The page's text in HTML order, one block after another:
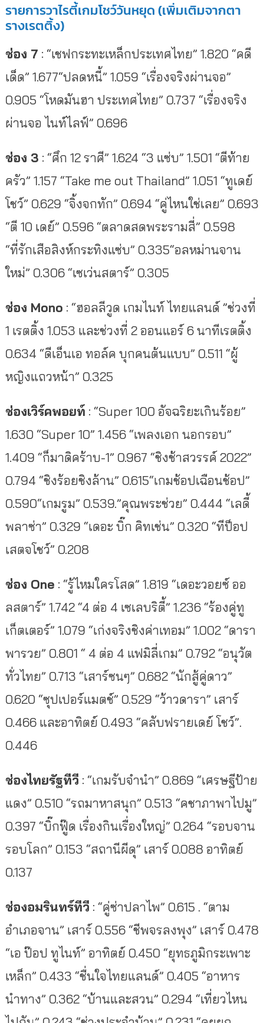
รายการวาไรตี้เกมโชว์วันหยุด (เพิ่มเติมจากตา
รางเรตติ้ง)
ช่อง 7 : “เชฟกระทะเหล็กประเทศไทย” 1.820 “คดี
เด็ด” 1.677“ปลดหนี้” 1.059 “เรื่องจริงผ่านจอ”
0.905 “โหดมันฮา ประเทศไทย” 0.737 “เรื่องจริง
ผ่านจอ ไนท์ไลฟ์” 0.696
ช่อง 3 : “ศึก 12 ราศี” 1.624 “3 แซ่บ” 1.501 “ตีท้าย
ครัว” 1.157 “Take me out Thailand” 1.051 “ทูเดย์
โชว์” 0.629 “จิ้งจกทัก” 0.694 “คู่ไหนใช่เลย” 0.693
“ตี 10 เดย์” 0.596 “ตลาดสดพระรามสี่” 0.598
“ที่รักเสือสิงห์กระทิงแซ่บ” 0.335“อลหม่านจาน
ใหม่” 0.306 “เซเว่นสตาร์” 0.305
ช่อง Mono : “ฮอลลีวูด เกมไนท์ ไทยแลนด์ ”ช่วงที่
1 เรตติ้ง 1.053 และช่วงที่ 2 ออนแอร์ 6 นาทีเรตติ้ง
0.634 “ดีเอ็นเอ ทอล์ค บุกคนต้นแบบ” 0.511 “ผู้
หญิงแถวหน้า” 0.325
ช่องเวิร์คพอยท์ : “Super 100 อัจฉริยะเกินร้อย”
1.630 “Super 10” 1.456 “เพลงเอก นอกรอบ”
1.409 “ก็มาดิคร้าบ-1” 0.967 “ชิงช้าสวรรค์ 2022”
0.794 “ชิงร้อยชิงล้าน” 0.615“เกมช้อปเฉือนช้อป”
0.590“เกมรูม” 0.539.”คุณพระช่วย” 0.444 “เลดี้
พลาซ่า” 0.329 “เดอะ บิ๊ก คิทเช่น” 0.320 “ทีป็อป
เสตจโชว์” 0.208
ช่อง One : “รู้ไหมใครโสด” 1.819 “เดอะวอยซ์ ออ
ลสตาร์” 1.742 “4 ต่อ 4 เซเลบริตี้” 1.236 “ร้องคู่ทู
เก็ตเตอร์” 1.079 “เก่งจริงชิงค่าเทอม” 1.002 “ดารา
พารวย” 0.801 “ 4 ต่อ 4 แฟมิลี่เกม” 0.792 “อนุวัต
ทั่วไทย” 0.713 “เสาร์ซนๆ” 0.682 “นักสู้คู่ดาว”
0.620 “ซุปเปอร์แมตช์” 0.529 “ว้าวดารา” เสาร์
0.466 และอาทิตย์ 0.493 “คลับฟรายเดย์ โชว์”.
0.446
ช่องไทยรัฐทีวี : “เกมรับจำนำ” 0.869 “เศรษฐีป้าย
แดง” 0.510 “รถมาหาสนุก” 0.513 “คชาภาพาไปมู”
0.397 “บิ๊กฟู๊ด เรื่องกินเรื่องใหญ่” 0.264 “รอบจาน
รอบโลก” 0.153 “สถานีผีดุ” เสาร์ 0.088 อาทิตย์
0.137
ช่องอมรินทร์ทีวี : “คู่ซ่าปลาไพ” 0.615 . “ตาม
อำเภอจาน” เสาร์ 0.556 “ชีพจรลงพุง” เสาร์ 0.478
“เอ ป๊อป ทูไนท์” อาทิตย์ 0.450 “ยุทธภูมิกระเพาะ
เหล็ก” 0.433 “ชื่นใจไทยแลนด์” 0.405 “อาหาร
นำทาง” 0.362 “บ้านและสวน” 0.294 “เที่ยวไหน